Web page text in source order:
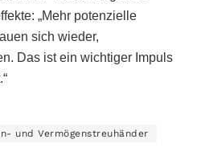
„Mehr potenzielle
sich wieder,
Das ist ein wichtiger Impuls
und Vermögenstreuhänder